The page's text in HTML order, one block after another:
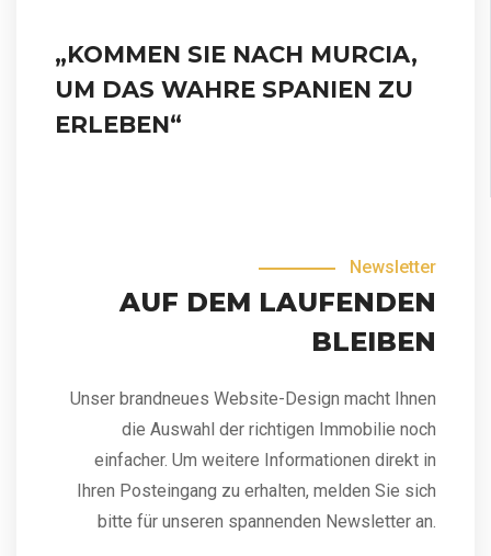
„KOMMEN SIE NACH MURCIA,
UM DAS WAHRE SPANIEN ZU
ERLEBEN“
Newsletter
AUF DEM LAUFENDEN
BLEIBEN
Unser brandneues Website-Design macht Ihnen
die Auswahl der richtigen Immobilie noch
einfacher. Um weitere Informationen direkt in
Ihren Posteingang zu erhalten, melden Sie sich
bitte für unseren spannenden Newsletter an.